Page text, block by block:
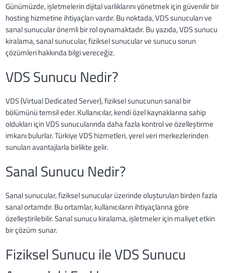
Günümüzde, işletmelerin dijital varlıklarını yönetmek için güvenilir bir
hosting hizmetine ihtiyaçları vardır. Bu noktada, VDS sunucuları ve
sanal sunucular önemli bir rol oynamaktadır. Bu yazıda, VDS sunucu
kiralama, sanal sunucular, fiziksel sunucular ve sunucu sorun
çözümleri hakkında bilgi vereceğiz.
VDS Sunucu Nedir?
VDS (Virtual Dedicated Server), fiziksel sunucunun sanal bir
bölümünü temsil eder. Kullanıcılar, kendi özel kaynaklarına sahip
oldukları için VDS sunucularında daha fazla kontrol ve özelleştirme
imkanı bulurlar. Türkiye VDS hizmetleri, yerel veri merkezlerinden
sunulan avantajlarla birlikte gelir.
Sanal Sunucu Nedir?
Sanal sunucular, fiziksel sunucular üzerinde oluşturulan birden fazla
sanal ortamdır. Bu ortamlar, kullanıcıların ihtiyaçlarına göre
özelleştirilebilir. Sanal sunucu kiralama, işletmeler için maliyet etkin
bir çözüm sunar.
Fiziksel Sunucu ile VDS Sunucu